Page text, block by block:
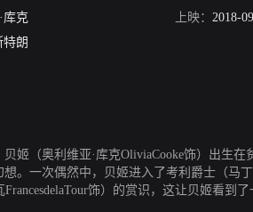
库克 上映： 2018-
特朗
姬（奥利维亚·库克OliviaCooke饰）出生
。一次偶然中，贝姬进入了考利爵士（马
FrancesdelaTour饰）的赏识，这让贝姬看